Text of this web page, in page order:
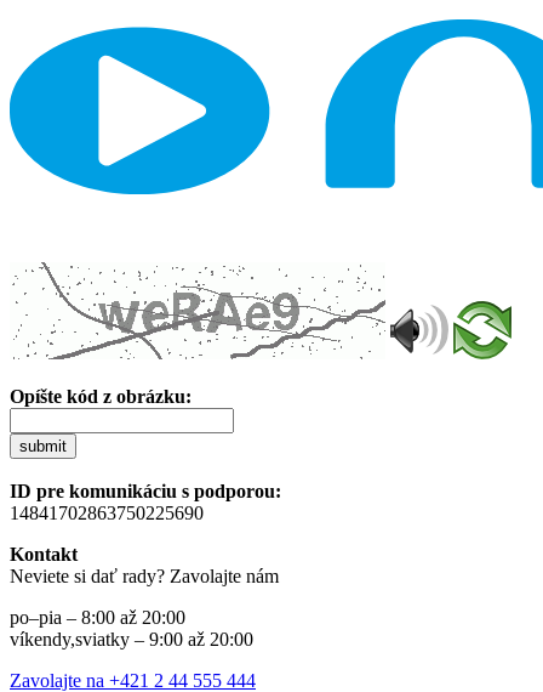
Opíšte kód z obrázku:
submit
ID pre komunikáciu s podporou:
14841702863750225690
Kontakt
Neviete si dať rady? Zavolajte nám
po–pia – 8:00 až 20:00
víkendy,sviatky – 9:00 až 20:00
Zavolajte na +421 2 44 555 444